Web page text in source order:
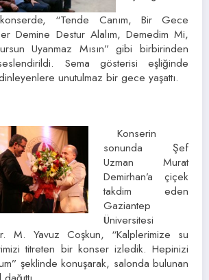
“Tende Canım, Bir Gece
Demine Destur Alalım, Demedim Mi,
Uyanmaz Mısın” gibi birbirinden
Sema gösterisi eşliğinde
unutulmaz bir gece yaşattı.
Konserin
sonunda Şef
Uzman Murat
Demirhan’a çiçek
takdim eden
Gaziantep
Üniversitesi
M. Yavuz Coşkun, “Kalplerimize su
titreten bir konser izledik. Hepinizi
şeklinde konuşarak, salonda bulunan